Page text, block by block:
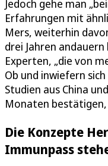
Jedoch gehe man
Erfahrungen mit
Mers, weiterhin
drei Jahren
Experten, „die von
Ob und inwiefern
Studien aus China
Monaten
Die Konzepte
Immunpass